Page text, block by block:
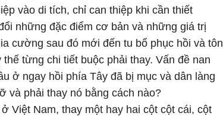
vào di tích, chỉ can thiệp khi cần thiết
những đặc điểm cơ bản và những giá trị
cường sau đó mới đến tu bổ phục hồi và tôn
từng chi tiết buộc phải thay. Vấn đề nan
ở ngay hồi phía Tây đã bị mục và dân làng
và phải thay nó bằng cách nào?
Việt Nam, thay một hay hai cột cột cái, cột